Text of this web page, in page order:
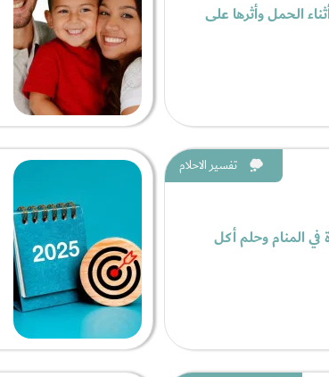
الحمل وأثرها على
تفسير الاحلام
في المنام وحلم أكل